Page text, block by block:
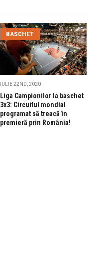
BASCHET
IULIE 22ND, 2020
Liga Campionilor la baschet
3x3: Circuitul mondial
programat să treacă în
premieră prin România!